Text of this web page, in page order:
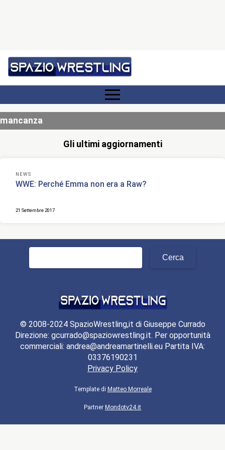
mancanza
Gli ultimi aggiornamenti
NEWS
WWE: Perché Emma non era a Raw?
21 Settembre 2017
Ricerca
© 2008-2024 SpazioWrestling,it di Giuseppe Currado
Direzione: gcurrado@spaziowrestling.it. Per opportunità
commerciali: andrea@andreamartinelli.eu Partita IVA:
03376190231
Privacy Policy
Template di Matteo Morreale
Partner Mondotv24.it